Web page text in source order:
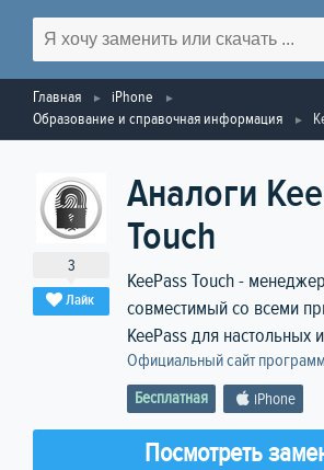
Главная
iPhone
Образование и справочная информация
3
Лайк
Аналоги
Touch
KeePass Touch -
совместимый со всеми
KeePass для настольных
Официальный сайт
Бесплатная iPhone
Посмотреть